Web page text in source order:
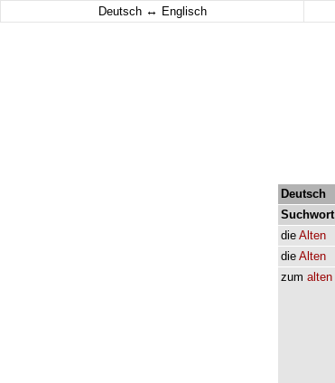
Deutsch ↔ Englisch
Deutsch
Suchwort
die Alten
die Alten
zum alten